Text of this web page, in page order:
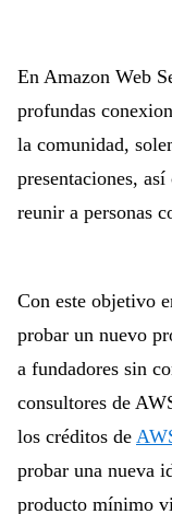
En Amazon Web
profundas
la comunidad,
presentaciones, así
reunir a personas
Con este objetivo
probar un nuevo
a fundadores sin
consultores de
los créditos de
probar una nueva
producto mínimo